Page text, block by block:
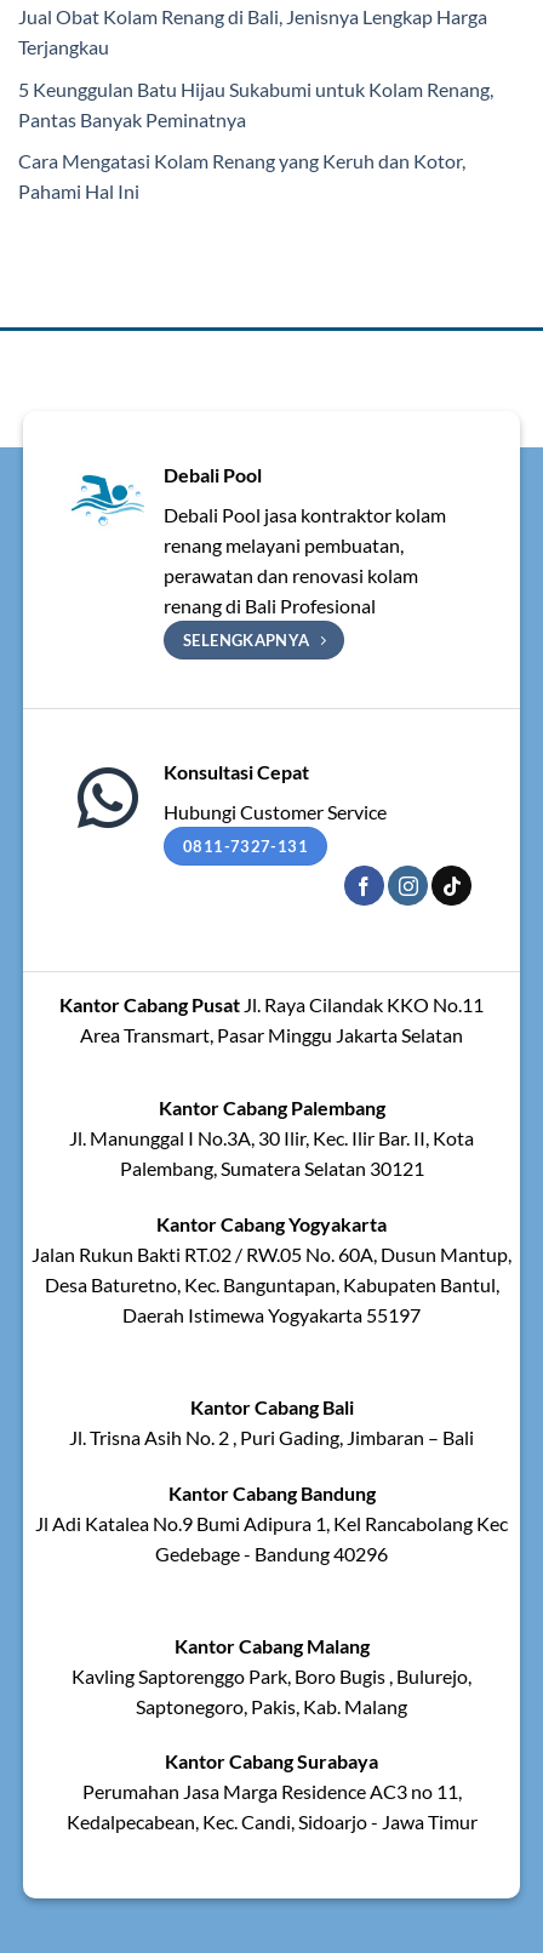
Jual Obat Kolam Renang di Bali, Jenisnya Lengkap Harga
Terjangkau
5 Keunggulan Batu Hijau Sukabumi untuk Kolam Renang,
Pantas Banyak Peminatnya
Cara Mengatasi Kolam Renang yang Keruh dan Kotor,
Pahami Hal Ini
Debali Pool
Debali Pool jasa kontraktor kolam
renang melayani pembuatan,
perawatan dan renovasi kolam
renang di Bali Profesional
SELENGKAPNYA
Konsultasi Cepat
Hubungi Customer Service
0811-7327-131
Kantor Cabang Pusat Jl. Raya Cilandak KKO No.11
Area Transmart, Pasar Minggu Jakarta Selatan
Kantor Cabang Palembang
Jl. Manunggal I No.3A, 30 Ilir, Kec. Ilir Bar. II, Kota
Palembang, Sumatera Selatan 30121
Kantor Cabang Yogyakarta
Jalan Rukun Bakti RT.02 / RW.05 No. 60A, Dusun Mantup,
Desa Baturetno, Kec. Banguntapan, Kabupaten Bantul,
Daerah Istimewa Yogyakarta 55197
Kantor Cabang Bali
Jl. Trisna Asih No. 2 , Puri Gading, Jimbaran – Bali
Kantor Cabang Bandung
Jl Adi Katalea No.9 Bumi Adipura 1, Kel Rancabolang Kec
Gedebage - Bandung 40296
Kantor Cabang Malang
Kavling Saptorenggo Park, Boro Bugis , Bulurejo,
Saptonegoro, Pakis, Kab. Malang
Kantor Cabang Surabaya
Perumahan Jasa Marga Residence AC3 no 11,
Kedalpecabean, Kec. Candi, Sidoarjo - Jawa Timur